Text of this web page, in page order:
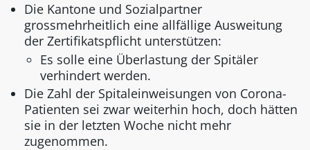
Die Kantone und Sozialpartner
grossmehrheitlich eine allfällige Ausweitung
der Zertifikatspflicht unterstützen:
Es solle eine Überlastung der Spitäler
verhindert werden.
Die Zahl der Spitaleinweisungen von Corona-
Patienten sei zwar weiterhin hoch, doch hätten
sie in der letzten Woche nicht mehr
zugenommen.